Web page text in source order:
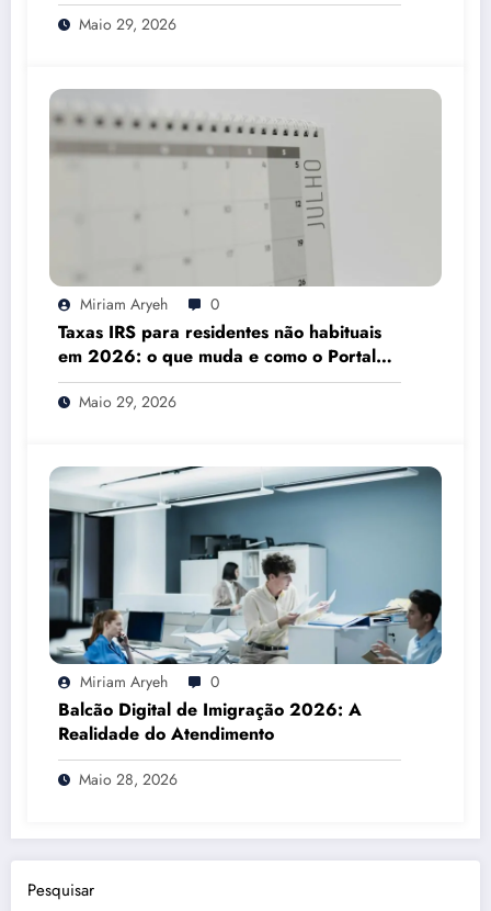
Maio 29, 2026
Miriam Aryeh 0
Taxas IRS para residentes não habituais
em 2026: o que muda e como o Portal
das Finanças pode ajudar
Maio 29, 2026
Miriam Aryeh 0
Balcão Digital de Imigração 2026: A
Realidade do Atendimento
Maio 28, 2026
Pesquisar